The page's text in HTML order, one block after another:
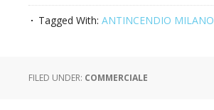
Tagged With: ANTINCENDIO MILANO
FILED UNDER: COMMERCIALE